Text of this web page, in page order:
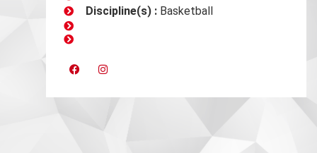
Discipline(s) :Basketball